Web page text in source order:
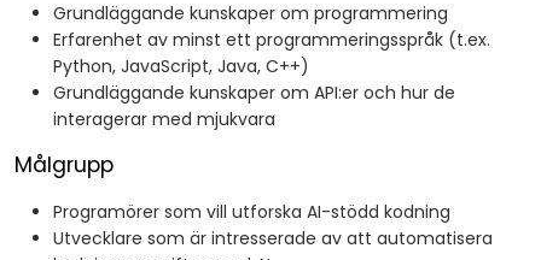
Grundläggande kunskaper om programmering
Erfarenhet av minst ett programmeringsspråk (t.ex.
Python, JavaScript, Java, C++)
Grundläggande kunskaper om API:er och hur de
interagerar med mjukvara
Målgrupp
Programörer som vill utforska AI-stödd kodning
Utvecklare som är intresserade av att automatisera